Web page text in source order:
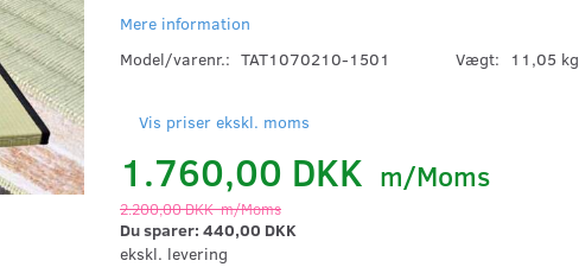
Mere information
Model/varenr.: TAT1070210-1501 Vægt: 11,05 kg
Vis priser ekskl. moms
1.760,00 DKK m/Moms
2.200,00 DKKm/Moms
Du sparer: 440,00 DKK
ekskl. levering